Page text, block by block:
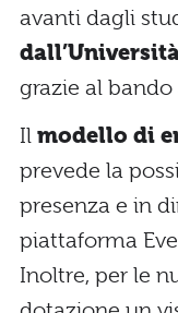
avanti dagli
grazie al
Il modello di
prevede la
presenza e in
piattaforma
Inoltre, per le